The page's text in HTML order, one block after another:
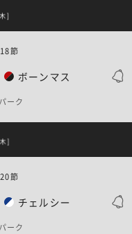
]
ボーンマス
節
ーク
]
チェルシー
節
ーク